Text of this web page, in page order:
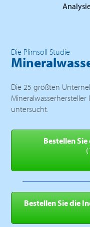
Die Plimsoll Studie
Die 25 größten
untersucht.
Bestellen
Bestellen Sie die